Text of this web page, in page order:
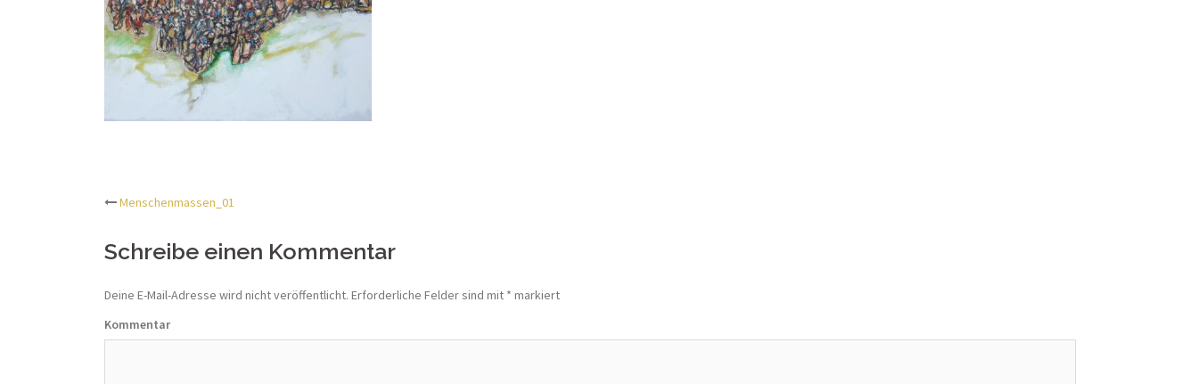
Beitrags-
Navigation
Menschenmassen_01
Schreibe einen Kommentar
Deine E-Mail-Adresse wird nicht veröffentlicht. Erforderliche Felder sind mit * markiert
Kommentar